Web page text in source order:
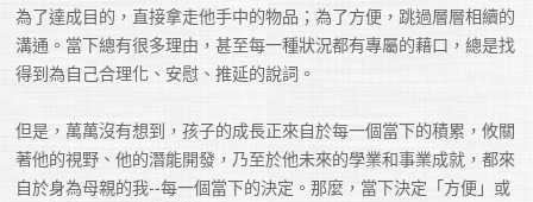
為了達成目的，直接拿走他手中的物品；為了方便，跳過層層相續的
溝通。當下總有很多理由，甚至每一種狀況都有專屬的藉口，總是找
得到為自己合理化、安慰、推延的說詞。
但是，萬萬沒有想到，孩子的成長正來自於每一個當下的積累，攸關
著他的視野、他的潛能開發，乃至於他未來的學業和事業成就，都來
自於身為母親的我--每一個當下的決定。那麼，當下決定「方便」或